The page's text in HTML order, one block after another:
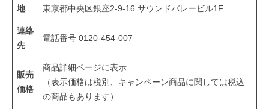
に
は
な
い
自
表
記
2025-
12-
17
地
東京都中央区銀座2-9-16 サウンドバレービル1F
連絡
先
電話番号 0120-454-007
販売
価格
商品詳細ページに表示
（表示価格は税別、キャンペーン商品に関しては税込
の商品もあります）